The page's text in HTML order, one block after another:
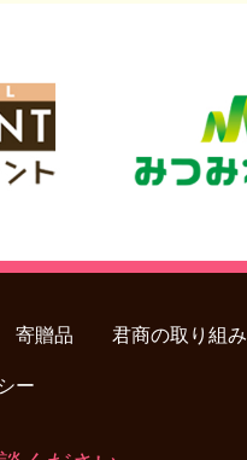
寄贈品 君商の取り組み
ー